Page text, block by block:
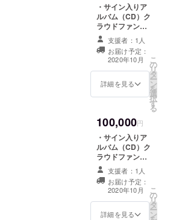
・サイン入りア
ルバム（CD）ク
ラウドファン
ディングしてく
ださった方限定
販売！ ・NORIE
オリジナルス
テッカー ・
NORIE オリジナ
MP3(朝のあいさ
つ＋お疲れ様＋
行ってらっしゃ
い＋おやすみな
さい） ・CDク
レジット表記 ・
アルバム発売記
念リモートライ
ブご招待
支援者：1人
お届け予定：
2020年10月
詳細を見る
こ
の
リ
タ
ー
ン
を
選
択
す
る
100,000円
・サイン入りア
ルバム（CD）ク
ラウドファン
ディングしてく
ださった方限定
販売！ ・NORIE
オリジナルス
テッカー ・
NORIE オリジナ
支援者：1人
お届け予定：
2020年10月
詳細を見る
こ
の
リ
タ
ー
ン